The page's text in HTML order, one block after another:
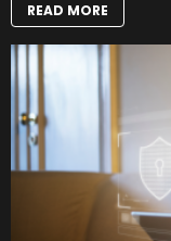
READ MORE